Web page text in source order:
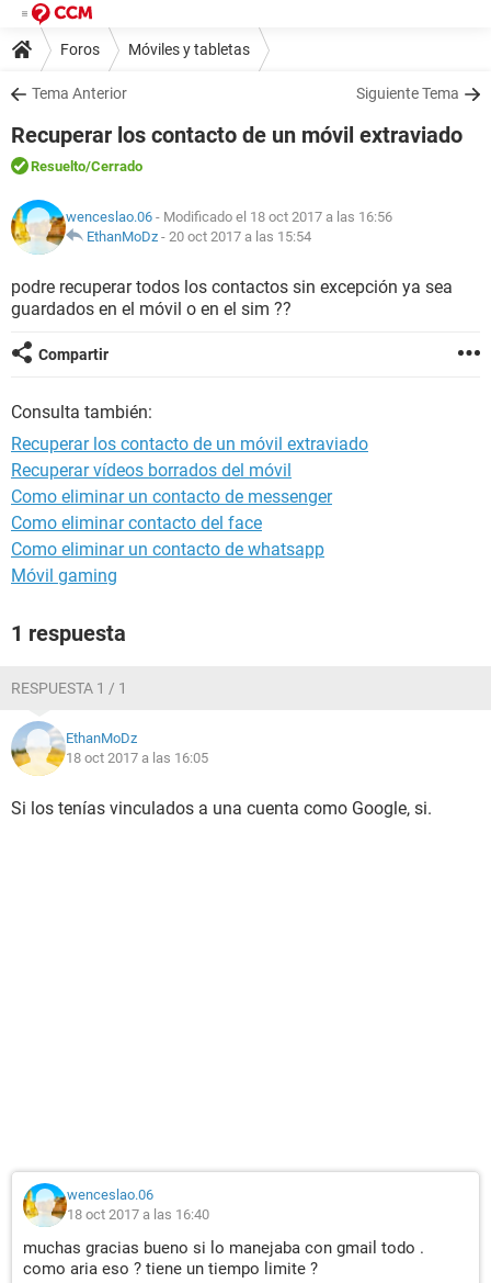
Foros Móviles y tabletas
Tema Anterior Siguiente Tema
Recuperar los contacto de un móvil extraviado
Resuelto/Cerrado
wenceslao.06 - Modificado el 18 oct 2017 a las 16:56
EthanMoDz - 20 oct 2017 a las 15:54
podre recuperar todos los contactos sin excepción ya sea
guardados en el móvil o en el sim ??
Compartir
Consulta también:
Recuperar los contacto de un móvil extraviado
Recuperar vídeos borrados del móvil
Como eliminar un contacto de messenger
Como eliminar contacto del face
Como eliminar un contacto de whatsapp
Móvil gaming
1 respuesta
RESPUESTA 1 / 1
EthanMoDz
18 oct 2017 a las 16:05
Si los tenías vinculados a una cuenta como Google, si.
wenceslao.06
18 oct 2017 a las 16:40
muchas gracias bueno si lo manejaba con gmail todo .
como aria eso ? tiene un tiempo limite ?